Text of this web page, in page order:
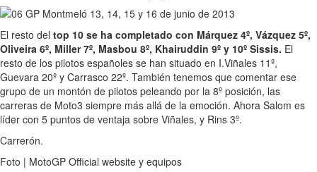
El resto del top 10 se ha completado con Márquez 4º, Vázquez 5º,
Oliveira 6º, Miller 7º, Masbou 8º, Khairuddin 9º y 10º Sissis. El
resto de los pilotos españoles se han situado en I.Viñales 11º,
Guevara 20º y Carrasco 22º. También tenemos que comentar ese
grupo de un montón de pilotos peleando por la 8º posición, las
carreras de Moto3 siempre más allá de la emoción. Ahora Salom es
líder con 5 puntos de ventaja sobre Viñales, y Rins 3º.
Carrerón.
Foto | MotoGP Official website y equipos